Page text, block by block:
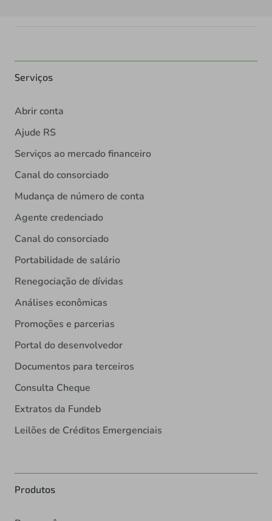
Serviços
Abrir conta
Ajude RS
Serviços ao mercado financeiro
Canal do consorciado
Mudança de número de conta
Agente credenciado
Canal do consorciado
Portabilidade de salário
Renegociação de dívidas
Análises econômicas
Promoções e parcerias
Portal do desenvolvedor
Documentos para terceiros
Consulta Cheque
Extratos da Fundeb
Leilões de Créditos Emergenciais
Produtos